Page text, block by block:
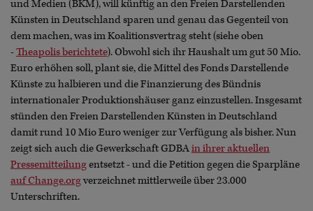
und Medien (BKM), will künftig an den Freien Darstellenden
Künsten in Deutschland sparen und genau das Gegenteil von
dem machen, was im Koalitionsvertrag steht (siehe oben
-Theapolis berichtete). Obwohl sich ihr Haushalt um gut 50 Mio.
Euro erhöhen soll, plant sie, die Mittel des Fonds Darstellende
Künste zu halbieren und die Finanzierung des Bündnis
internationaler Produktionshäuser ganz einzustellen. Insgesamt
stünden den Freien Darstellenden Künsten in Deutschland
damit rund 10 Mio Euro weniger zur Verfügung als bisher. Nun
zeigt sich auch die Gewerkschaft GDBAin ihrer aktuellen
Pressemitteilungentsetzt - und die Petition gegen die Sparpläne
auf Change.orgverzeichnet mittlerweile über 23.000
Unterschriften.